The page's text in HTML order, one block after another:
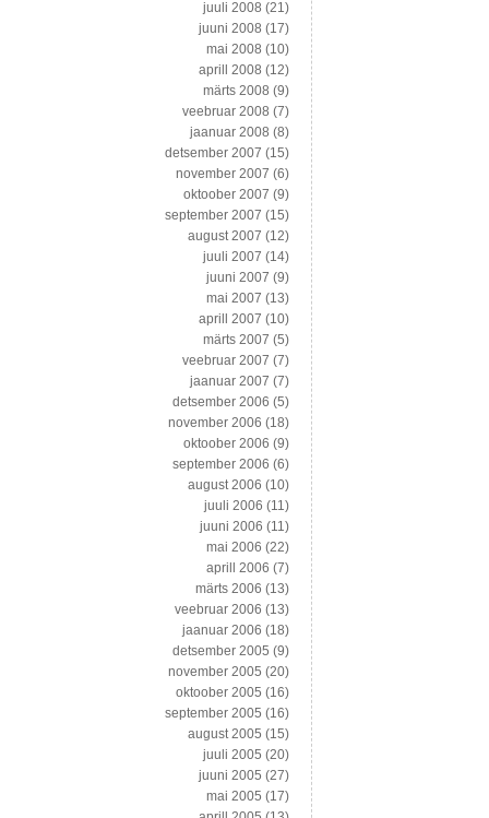
juuli 2008 (21)
juuni 2008 (17)
mai 2008 (10)
aprill 2008 (12)
märts 2008 (9)
veebruar 2008 (7)
jaanuar 2008 (8)
detsember 2007 (15)
november 2007 (6)
oktoober 2007 (9)
september 2007 (15)
august 2007 (12)
juuli 2007 (14)
juuni 2007 (9)
mai 2007 (13)
aprill 2007 (10)
märts 2007 (5)
veebruar 2007 (7)
jaanuar 2007 (7)
detsember 2006 (5)
november 2006 (18)
oktoober 2006 (9)
september 2006 (6)
august 2006 (10)
juuli 2006 (11)
juuni 2006 (11)
mai 2006 (22)
aprill 2006 (7)
märts 2006 (13)
veebruar 2006 (13)
jaanuar 2006 (18)
detsember 2005 (9)
november 2005 (20)
oktoober 2005 (16)
september 2005 (16)
august 2005 (15)
juuli 2005 (20)
juuni 2005 (27)
mai 2005 (17)